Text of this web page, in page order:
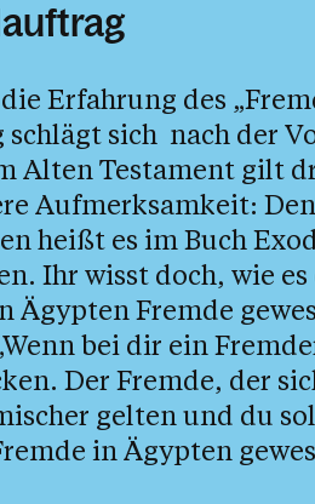
Erfahrung des
sich nach der
Alten Testament gilt
Aufmerksamkeit:
heißt es im Buch
Ihr wisst doch, wie
Fremde
bei dir ein
Der Fremde, der
gelten und du
in Ägypten